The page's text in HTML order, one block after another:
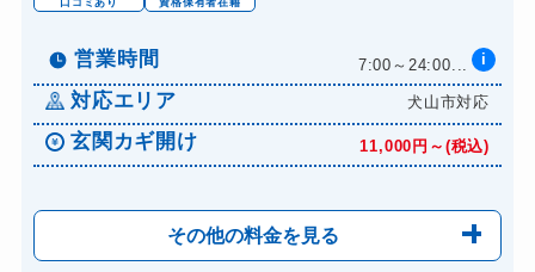
ドアノブカギ開け
ドアノブカギ作成 8,800円～(税込)
ドアノブカギ交換 11,000円～(税込)
営業時間 7:00～24:00... i
対応エリア 犬山市対応
玄関カギ開け 11,000円～(税込)
その他の料金を見る